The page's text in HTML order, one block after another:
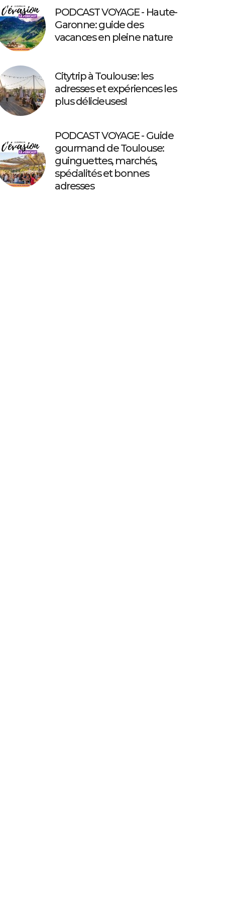
PODCAST VOYAGE - Haute-
Garonne: guide des
vacances en pleine nature
Citytrip à Toulouse: les
adresses et expériences les
plus délicieuses!
PODCAST VOYAGE - Guide
gourmand de Toulouse:
guinguettes, marchés,
spécialités et bonnes
adresses